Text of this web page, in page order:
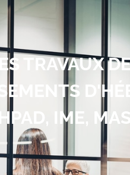
TRAVAUX
IME,